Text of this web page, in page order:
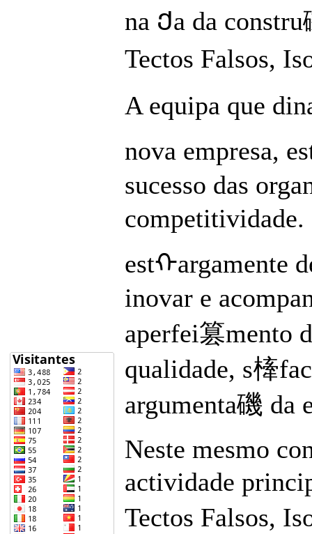
na Ქa da
Tectos Falsos,
A equipa que
nova empresa,
sucesso das
competitividade.
estᠬargamente
inovar e
aperfei篡mento
qualidade, s㯠
argumenta磯 da
Neste mesmo
actividade
Tectos Falsos,